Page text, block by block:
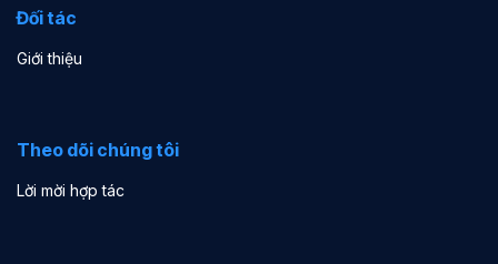
Đối tác
Giới thiệu
Theo dõi chúng tôi
Lời mời hợp tác